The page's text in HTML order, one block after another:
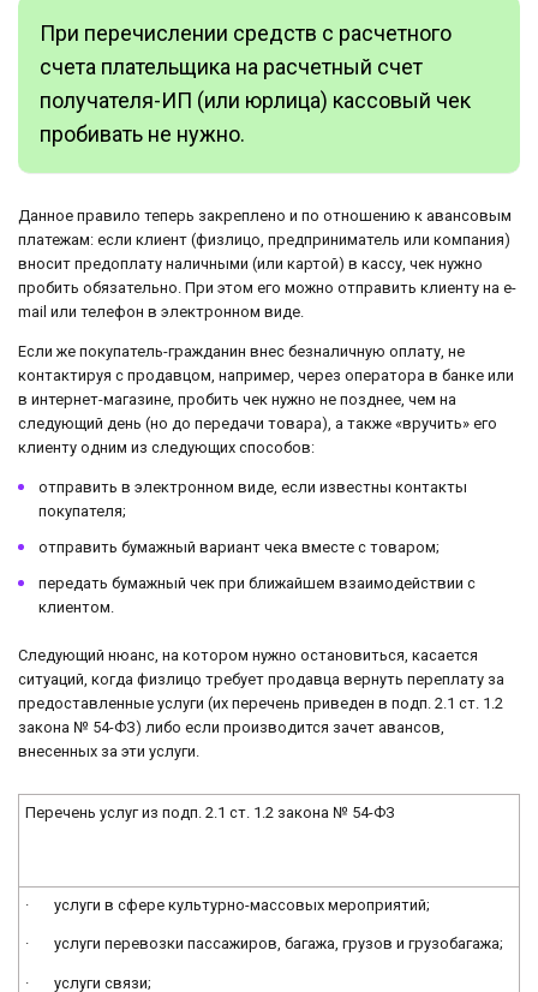
При перечислении средств с расчетного
счета плательщика на расчетный счет
получателя-ИП (или юрлица) кассовый чек
пробивать не нужно.
Данное правило теперь закреплено и по отношению к авансовым
платежам: если клиент (физлицо, предприниматель или компания)
вносит предоплату наличными (или картой) в кассу, чек нужно
пробить обязательно. При этом его можно отправить клиенту на e-
mail или телефон в электронном виде.
Если же покупатель-гражданин внес безналичную оплату, не
контактируя с продавцом, например, через оператора в банке или
в интернет-магазине, пробить чек нужно не позднее, чем на
следующий день (но до передачи товара), а также «вручить» его
клиенту одним из следующих способов:
отправить в электронном виде, если известны контакты
покупателя;
отправить бумажный вариант чека вместе с товаром;
передать бумажный чек при ближайшем взаимодействии с
клиентом.
Следующий нюанс, на котором нужно остановиться, касается
ситуаций, когда физлицо требует продавца вернуть переплату за
предоставленные услуги (их перечень приведен в подп. 2.1 ст. 1.2
закона № 54-ФЗ) либо если производится зачет авансов,
внесенных за эти услуги.
Перечень услуг из подп. 2.1 ст. 1.2 закона № 54-ФЗ
· услуги в сфере культурно-массовых мероприятий;
· услуги перевозки пассажиров, багажа, грузов и грузобагажа;
· услуги связи;